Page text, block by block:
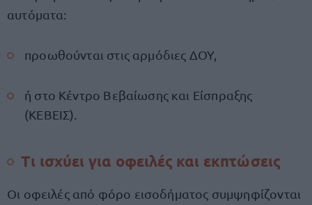
αυτόματα:
προωθούνται στις αρμόδιες ΔΟΥ,
ή στο Κέντρο Βεβαίωσης και Είσπραξης
(ΚΕΒΕΙΣ).
Τι ισχύει για οφειλές και εκπτώσεις
Οι οφειλές από φόρο εισοδήματος συμψηφίζονται